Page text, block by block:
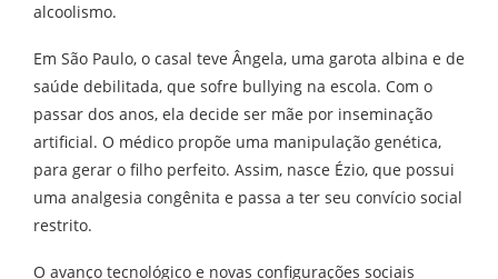
alcoolismo.
Em São Paulo, o casal teve Ângela, uma garota albina e de
saúde debilitada, que sofre bullying na escola. Com o
passar dos anos, ela decide ser mãe por inseminação
artificial. O médico propõe uma manipulação genética,
para gerar o filho perfeito. Assim, nasce Ézio, que possui
uma analgesia congênita e passa a ter seu convício social
restrito.
O avanço tecnológico e novas configurações sociais